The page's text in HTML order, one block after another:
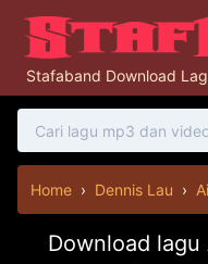
Stafaband Download
Home › Dennis Lau ›
Download